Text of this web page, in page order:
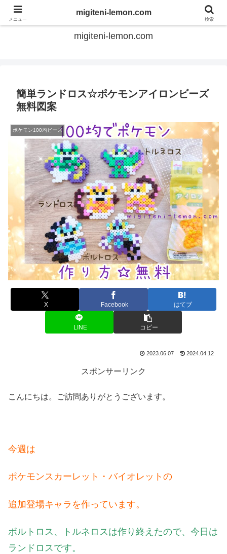
てのひらアイロンビーズ
migiteni-lemon.com
簡単ランドロス☆ポケモンアイロンビーズ
無料図案
ポケモン100均ビーズ
X Facebook はてブ
LINE コピー
2023.06.07 2024.04.12
スポンサーリンク
こんにちは。ご訪問ありがとうございます。
今週は
ポケモンスカーレット・バイオレットの
追加登場キャラ を作っています。
ボルトロス、トルネロスは作り終えたので、今日は
ランドロスです。
メニュー
migiteni-lemon.com
検索